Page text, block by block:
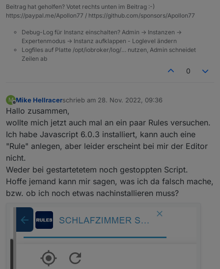
Beitrag hat geholfen? Votet rechts unten im Beitrag :-)
https://paypal.me/Apollon77 / https://github.com/sponsors/Apollon77
Debug-Log für Instanz einschalten? Admin -> Instanzen ->
Expertenmodus -> Instanz aufklappen - Loglevel ändern
Logfiles auf Platte /opt/iobroker/log/… nutzen, Admin schneidet
Zeilen ab
0
M
Offline
Mike Hellracerschrieb am 28. Nov. 2022, 09:36
zuletzt editiert von
Hallo zusammen,
wollte mich jetzt auch mal an ein paar Rules versuchen.
Ich habe Javascript 6.0.3 installiert, kann auch eine
"Rule" anlegen, aber leider erscheint bei mir der Editor
nicht.
Weder bei gestartetetem noch gestoppten Script.
Hoffe jemand kann mir sagen, was ich da falsch mache,
bzw. ob ich noch etwas nachinstallieren muss?